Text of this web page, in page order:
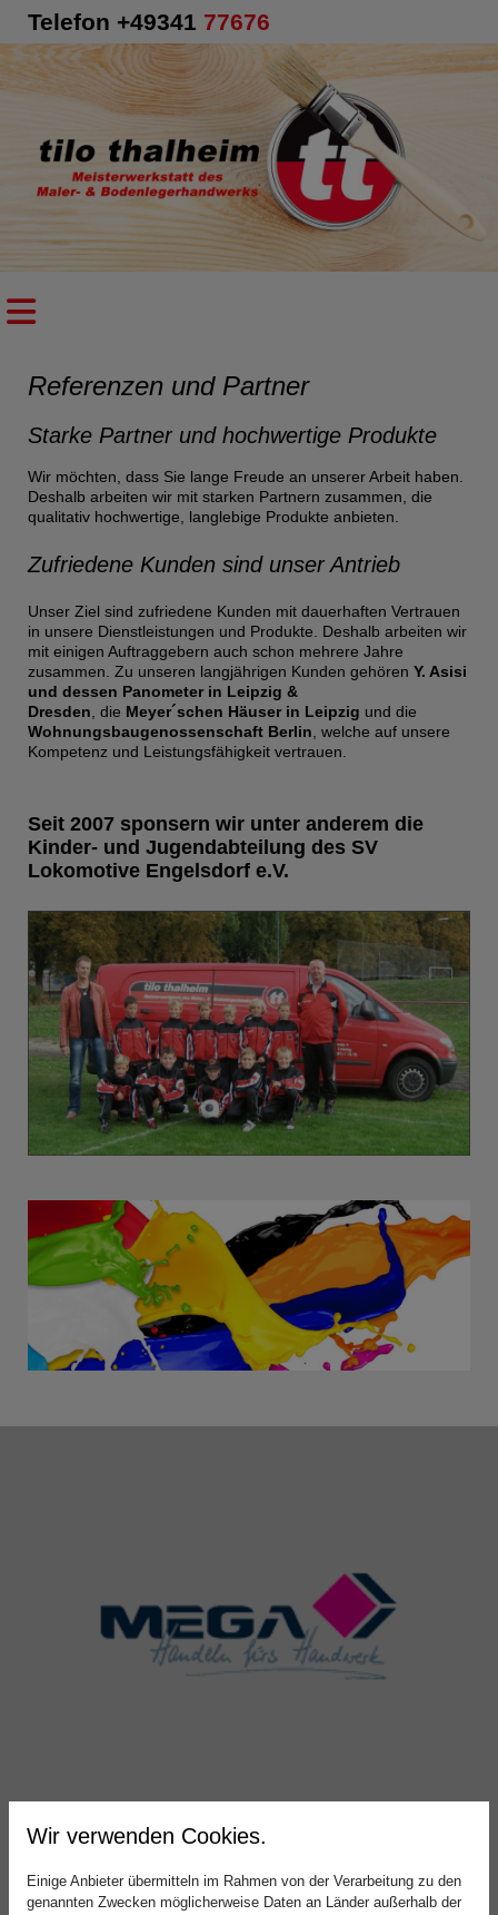
Telefon +49341 77676
Referenzen und Partner
Starke Partner und hochwertige Produkte
Wir möchten, dass Sie lange Freude an unserer Arbeit haben.
Deshalb arbeiten wir mit starken Partnern zusammen, die
qualitativ hochwertige, langlebige Produkte anbieten.
Zufriedene Kunden sind unser Antrieb
Unser Ziel sind zufriedene Kunden mit dauerhaften Vertrauen
in unsere Dienstleistungen und Produkte. Deshalb arbeiten wir
mit einigen Auftraggebern auch schon mehrere Jahre
zusammen. Zu unseren langjährigen Kunden gehören Y. Asisi
und dessen Panometer in Leipzig &
Dresden , die Meyer´schen Häuser in Leipzig und die
Wohnungsbaugenossenschaft Berlin , welche auf unsere
Kompetenz und Leistungsfähigkeit vertrauen.
Seit 2007 sponsern wir unter anderem die
Kinder- und Jugendabteilung des SV
Lokomotive Engelsdorf e.V.
Wir verwenden Cookies.
Einige Anbieter übermitteln im Rahmen von der Verarbeitung zu den
genannten Zwecken möglicherweise Daten an Länder außerhalb der